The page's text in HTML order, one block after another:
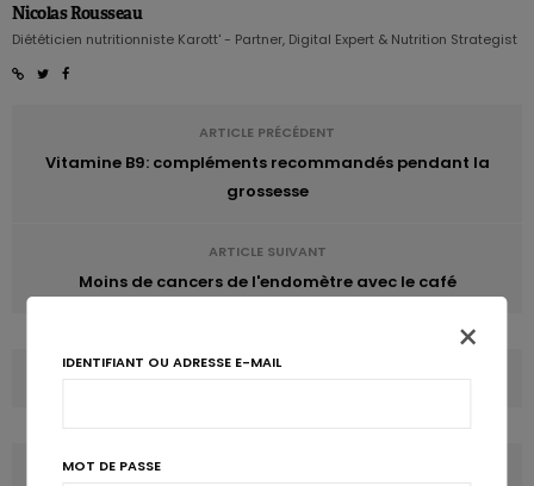
Nicolas Rousseau
Diététicien nutritionniste Karott' - Partner, Digital Expert & Nutrition Strategist
ARTICLE PRÉCÉDENT
Vitamine B9: compléments recommandés pendant la
grossesse
ARTICLE SUIVANT
Moins de cancers de l'endomètre avec le café
COMMENTS(0)
LATEST POSTS
×
IDENTIFIANT OU ADRESSE E-MAIL
MOT DE PASSE